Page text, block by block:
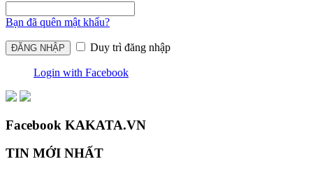
Bạn đã quên mật khẩu?
Duy trì đăng nhập
Login with Facebook
Facebook KAKATA.VN
TIN MỚI NHẤT